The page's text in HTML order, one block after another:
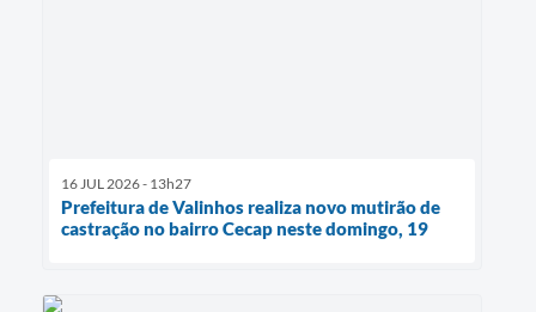
16 JUL 2026 - 13h27
Prefeitura de Valinhos realiza novo mutirão de
castração no bairro Cecap neste domingo, 19